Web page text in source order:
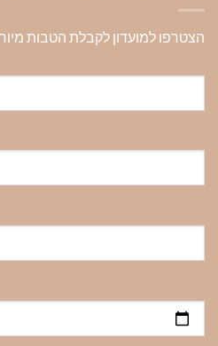
הצטרפו למועדון לקבלת הטבות